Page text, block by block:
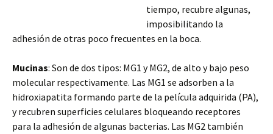
tiempo, recubre algunas,
imposibilitando la
adhesión de otras poco frecuentes en la boca.
Mucinas: Son de dos tipos: MG1 y MG2, de alto y bajo peso
molecular respectivamente. Las MG1 se adsorben a la
hidroxiapatita formando parte de la película adquirida (PA),
y recubren superficies celulares bloqueando receptores
para la adhesión de algunas bacterias. Las MG2 también